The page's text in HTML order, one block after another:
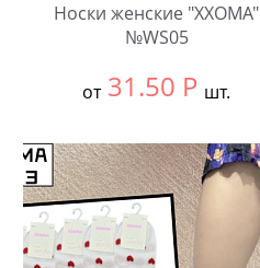
Носки женские "XXOMA"
№WS05
от 31.50 Р шт.
В упаковке:
10 шт.
Количество: